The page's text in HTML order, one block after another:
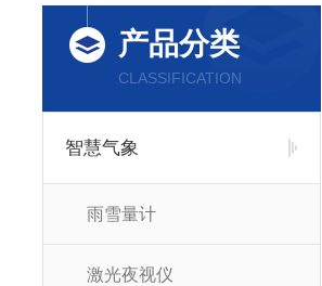
产品分类
CLASSIFICATION
智慧气象
雨雪量计
激光夜视仪